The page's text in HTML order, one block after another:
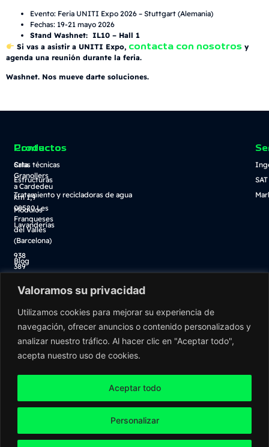
Valoramos su privacidad
Utilizamos cookies para mejorar su experiencia de
navegación, ofrecer anuncios o contenido personalizados y
analizar nuestro tráfico. Al hacer clic en "Aceptar todo",
acepta nuestro uso de cookies.
Personalizar
Aceptar todo
Evento: Feria UNITI Expo 2026 – Stuttgart (Alemania)
Fechas: 19-21 mayo 2026
Stand Washnet: IL10 – Hall 1
Si vas a asistir a UNITI Expo, contacta con nosotrosy
agenda una reunión durante la feria.
Washnet. Nos mueve darte soluciones.
Contacto
Crta.
Granollers
a Cardedeu
km 1,9
08520 Les
Franqueses
del Vallès
(Barcelona)
938
389
info@washnet.es
Productos
Salas técnicas
Estructuras
Tratamiento y recicladoras de agua
Módulos
Lavanderías
Blog
Descarga catálogo
Tienda online
SAT